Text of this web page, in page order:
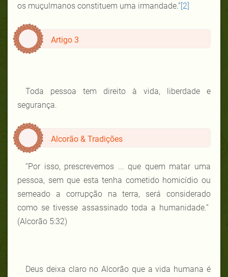
os muçulmanos constituem uma irmandade.”[2]
Artigo 3
Toda pessoa tem direito à vida, liberdade e
segurança.
Alcorão & Tradições
“Por isso, prescrevemos ... que quem matar uma
pessoa, sem que esta tenha cometido homicídio ou
semeado a corrupção na terra, será considerado
como se tivesse assassinado toda a humanidade.”
(Alcorão 5:32)
Deus deixa claro no Alcorão que a vida humana é